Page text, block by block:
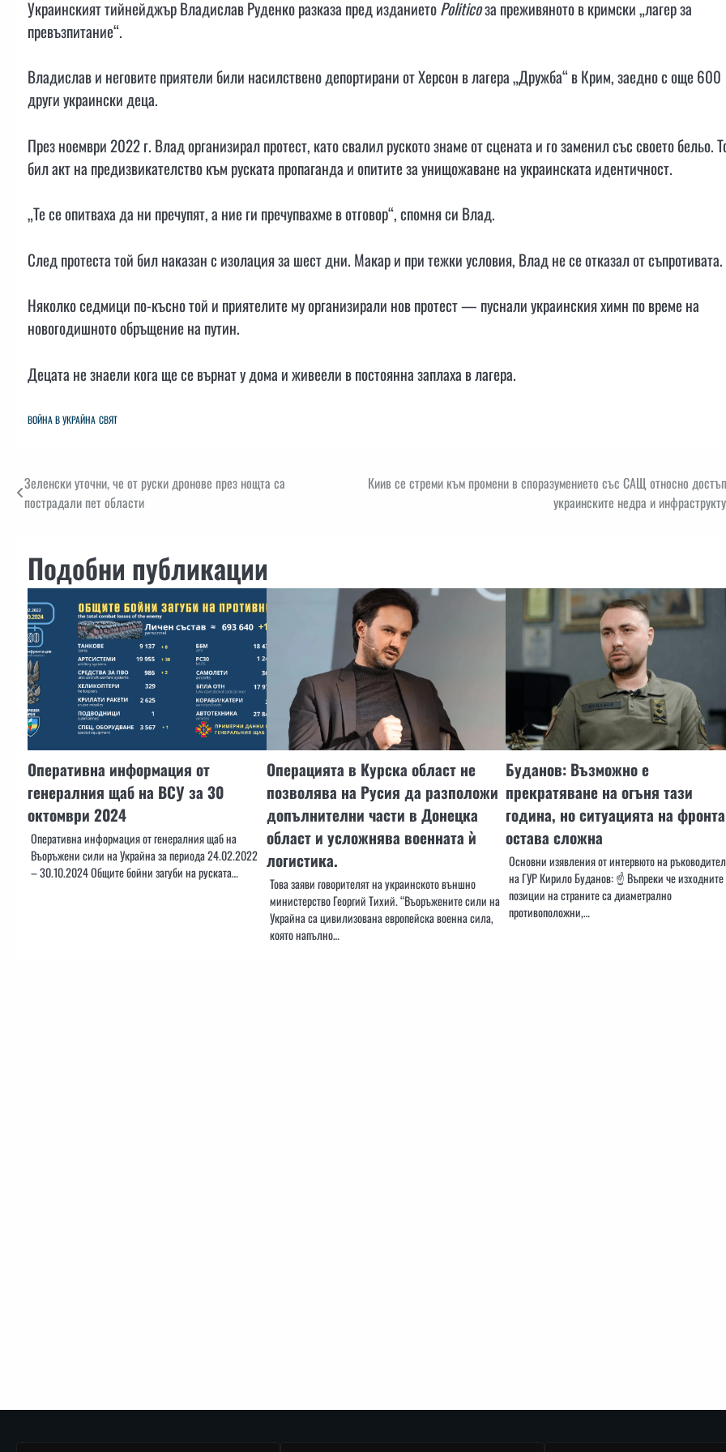
Украинският тийнейджър Владислав Руденко разказа пред изданиетоPoliticoза преживяното в кримски „лагер за
превъзпитание“.
Владислав и неговите приятели били насилствено депортирани от Херсон в лагера „Дружба“ в Крим, заедно с още 600
други украински деца.
През ноември 2022 г. Влад организирал протест, като свалил руското знаме от сцената и го заменил със своето бельо.
бил акт на предизвикателство към руската пропаганда и опитите за унищожаване на украинската идентичност.
„Те се опитваха да ни пречупят, а ние ги пречупвахме в отговор“, спомня си Влад.
След протеста той бил наказан с изолация за шест дни. Макар и при тежки условия, Влад не се отказал от съпротивата.
Няколко седмици по-късно той и приятелите му организирали нов протест — пуснали украинския химн по време на
новогодишното обръщение на путин.
Децата не знаели кога ще се върнат у дома и живеели в постоянна заплаха в лагера.
ВОЙНА В УКРАЙНА СВЯТ
Навигация
Зеленски уточни, че от руски дронове през нощта са
пострадали пет области
Киив се стреми към промени в споразумението със САЩ относно
украинските недра и
Подобни публикации
Оперативна информация от
генералния щаб на ВСУ за 30
октомври 2024
Оперативна информация от генералния щаб на
Въоръжени сили на Украйна за периода 24.02.2022
– 30.10.2024 Общите бойни загуби на руската…
Операцията в Курска област не
позволява на Русия да разположи
допълнителни части в Донецка
област и усложнява военната ѝ
логистика.
Това заяви говорителят на украинското външно
министерство Георгий Тихий. “Въоръжените сили на
Украйна са цивилизована европейска военна сила,
която напълно…
Буданов: Възможно е
прекратяване на огъня тази
година, но ситуацията на фронта
остава сложна
Основни изявления от интервюто на
на ГУР Кирило Буданов: ☝️ Въпреки че изходните
позиции на страните са диаметрално
противоположни,…